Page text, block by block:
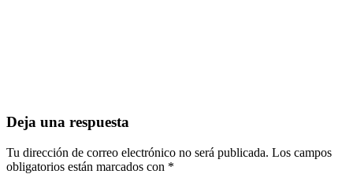
Deja una respuesta
Tu dirección de correo electrónico no será publicada. Los campos
obligatorios están marcados con *